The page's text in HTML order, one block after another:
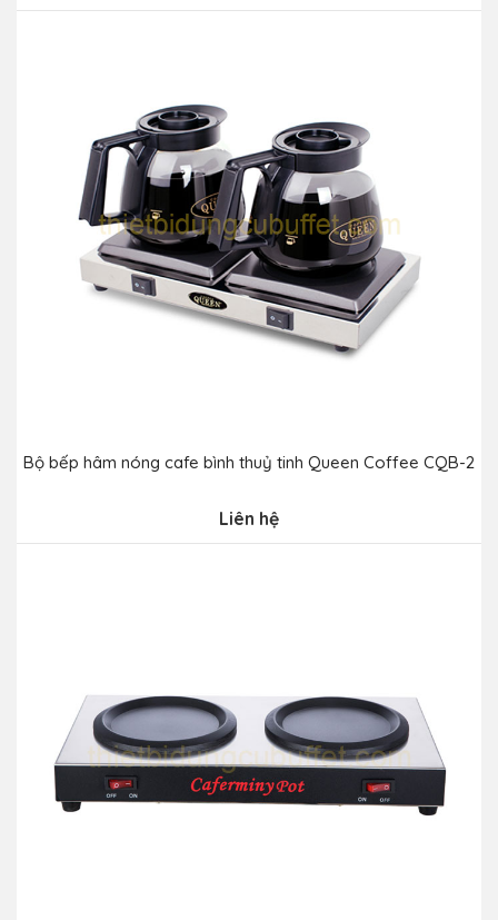
Bộ bếp hâm nóng cafe bình thuỷ tinh Queen Coffee CQB-2
Liên hệ